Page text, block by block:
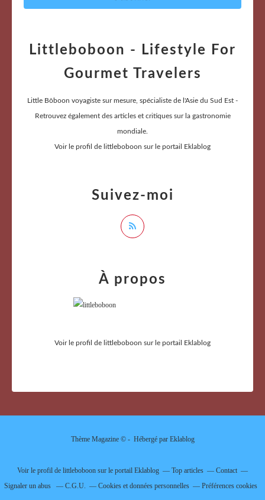
Littleboboon - Lifestyle For
Gourmet Travelers
Little Bôboon voyagiste sur mesure, spécialiste de l'Asie du Sud Est -
Retrouvez également des articles et critiques sur la gastronomie
mondiale.
Voir le profil de littleboboon sur le portail Eklablog
Suivez-moi
À propos
Voir le profil de littleboboon sur le portail Eklablog
Thème Magazine © - Hébergé par Eklablog
Voir le profil de littleboboon sur le portail Eklablog Top articles
Contact
Signaler un abus
C.G.U. Cookies et données personnelles Préférences cookies